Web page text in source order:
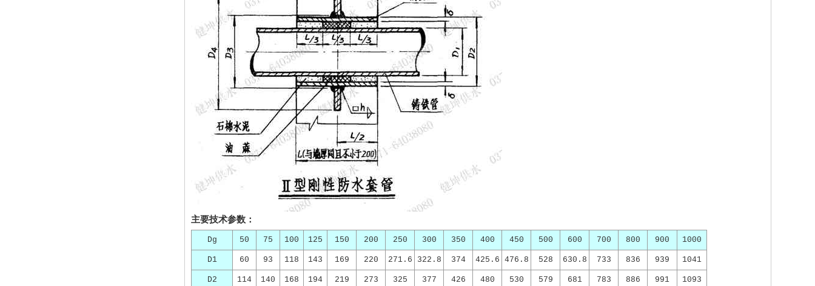
主要技术参数：
Dg 50 75 100 125 150 200 250 300 350 400 450 500 600 700 800 900 1000
D1 60 93 118 143 169 220 271.6 322.8 374 425.6 476.8 528 630.8 733 836 939 1041
D2 114 140 168 194 219 273 325 377 426 480 530 579 681 783 886 991 1093